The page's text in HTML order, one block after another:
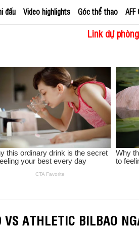
đấu Video highlights Góc thể thao AFF
Link dự phòng
ATHLETIC BILBAO